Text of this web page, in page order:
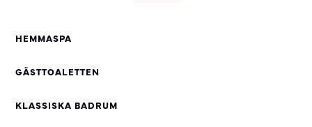
HEMMASPA
GÄSTTOALETTEN
KLASSISKA BADRUM